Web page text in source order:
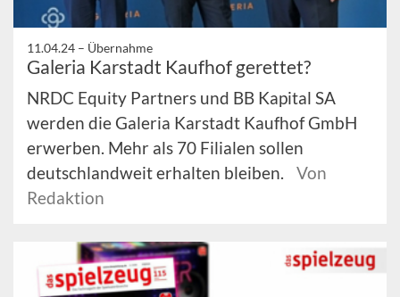
11.04.24 – Übernahme
Galeria Karstadt Kaufhof gerettet?
NRDC Equity Partners und BB Kapital SA
werden die Galeria Karstadt Kaufhof GmbH
erwerben. Mehr als 70 Filialen sollen
deutschlandweit erhalten bleiben.
Von
Redaktion